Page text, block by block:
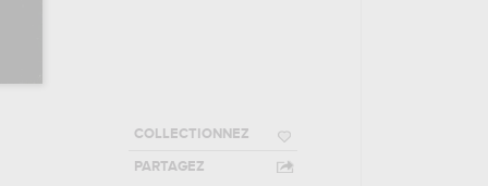
COLLECTIONNEZ
PARTAGEZ